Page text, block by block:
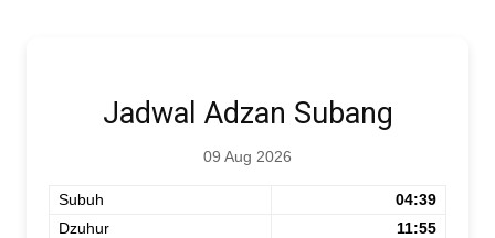
Jadwal Adzan Subang
09 Aug 2026
Subuh
04:39
Dzuhur
11:55